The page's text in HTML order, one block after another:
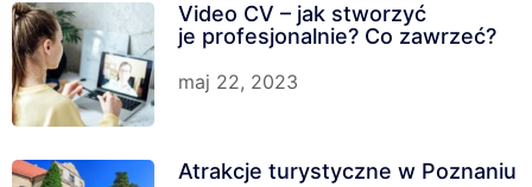
Video CV – jak stworzyć
je profesjonalnie? Co zawrzeć?
maj 22, 2023
Atrakcje turystyczne w Poznaniu